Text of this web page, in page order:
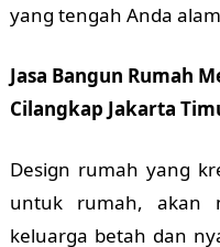
yang tengah Anda
Jasa Bangun Rumah
Cilangkap Jakarta
Design rumah yang
untuk rumah, akan
keluarga betah dan